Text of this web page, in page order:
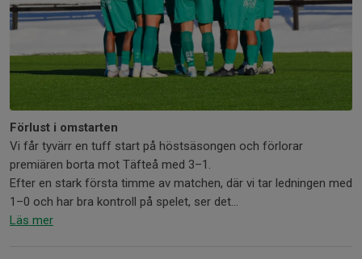
Förlust i omstarten
Vi får tyvärr en tuff start på höstsäsongen och förlorar
premiären borta mot Täfteå med 3–1.
Efter en stark första timme av matchen, där vi tar ledningen med
1–0 och har bra kontroll på spelet, ser det...
Läs mer